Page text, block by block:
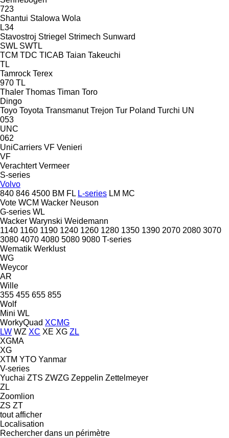
723
Shantui Stalowa Wola
L34
Stavostroj Striegel Strimech Sunward
SWL SWTL
TCM TDC TICAB Taian Takeuchi
TL
Tamrock Terex
970 TL
Thaler Thomas Timan Toro
Dingo
Toyo Toyota Transmanut Trejon Tur Poland Turchi UN
053
UNC
062
UniCarriers VF Venieri
VF
Verachtert Vermeer
S-series
Volvo
840 846 4500 BM FL L-series LM MC
Vote WCM Wacker Neuson
G-series WL
Wacker Warynski Weidemann
1140 1160 1190 1240 1260 1280 1350 1390 2070 2080 3070
3080 4070 4080 5080 9080 T-series
Wematik Werklust
WG
Weycor
AR
Wille
355 455 655 855
Wolf
Mini WL
WorkyQuad XCMG
LW WZ XC XE XG ZL
XGMA
XG
XTM YTO Yanmar
V-series
Yuchai ZTS ZWZG Zeppelin Zettelmeyer
ZL
Zoomlion
ZS ZT
tout afficher
Localisation
Rechercher dans un périmètre